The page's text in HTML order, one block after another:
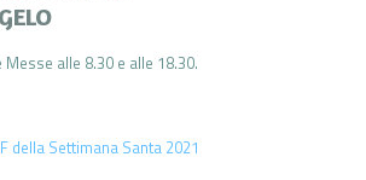
Messe alle 8.30 e alle 18.30.
della Settimana Santa 2021